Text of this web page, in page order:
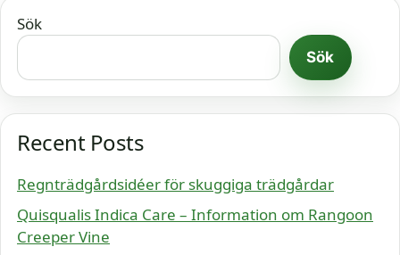
Sök
Sök
Recent Posts
Regnträdgårdsidéer för skuggiga trädgårdar
Quisqualis Indica Care – Information om Rangoon
Creeper Vine